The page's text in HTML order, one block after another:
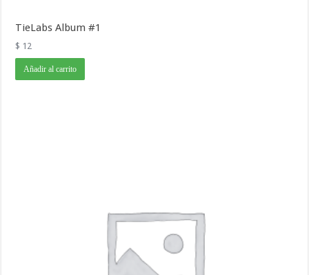
TieLabs Album #1
$ 12
Añadir al carrito